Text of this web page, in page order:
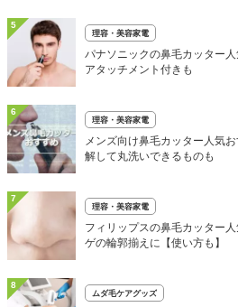
5
理容・美容家電
パナソニックの鼻毛カッター
アタッチメント付きも
6
理容・美容家電
メンズ向け鼻毛カッター人気
解して丸洗いできるものも
7
理容・美容家電
フィリップスの鼻毛カッター
ゲの輪郭揃えに【使い方も】
8
ムダ毛ケアグッズ